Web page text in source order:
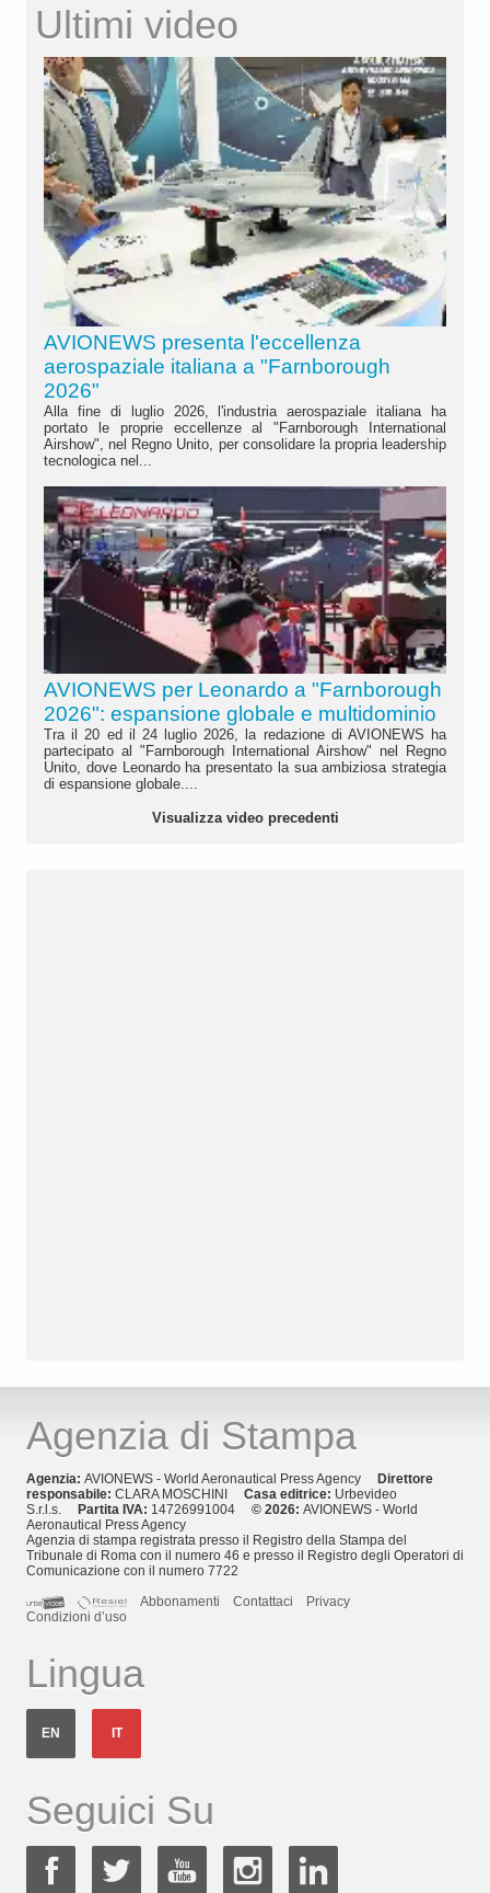
Ultimi video
AVIONEWS presenta l'eccellenza
aerospaziale italiana a "Farnborough
2026"
Alla fine di luglio 2026, l'industria aerospaziale italiana ha
portato le proprie eccellenze al "Farnborough International
Airshow", nel Regno Unito, per consolidare la propria leadership
tecnologica nel...
AVIONEWS per Leonardo a "Farnborough
2026": espansione globale e multidominio
Tra il 20 ed il 24 luglio 2026, la redazione di AVIONEWS ha
partecipato al "Farnborough International Airshow" nel Regno
Unito, dove Leonardo ha presentato la sua ambiziosa strategia
di espansione globale....
Visualizza video precedenti
Agenzia di Stampa
Agenzia: AVIONEWS - World Aeronautical Press Agency
Direttore
responsabile: CLARA MOSCHINI Casa editrice: Urbevideo
S.r.l.s.
Partita IVA: 14726991004 © 2026: AVIONEWS - World
Aeronautical Press Agency
Agenzia di stampa registrata presso il Registro della Stampa del
Tribunale di Roma con il numero 46 e presso il Registro degli Operatori di
Comunicazione con il numero 7722
Abbonamenti
Contattaci
Privacy
Condizioni d’uso
Lingua
EN IT
Seguici Su